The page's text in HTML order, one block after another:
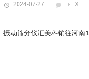
2024-07-27 X
振动筛分仪汇美科销往河南